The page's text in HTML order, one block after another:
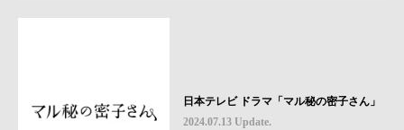
日本テレビ ドラマ「マル秘の密子さん」
2024.07.13 Update.